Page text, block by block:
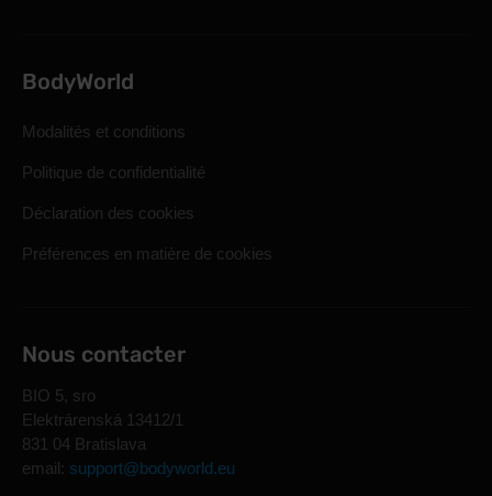
BodyWorld
Modalités et conditions
Politique de confidentialité
Déclaration des cookies
Préférences en matière de cookies
Nous contacter
BIO 5, sro
Elektrárenská 13412/1
831 04 Bratislava
email: support@bodyworld.eu